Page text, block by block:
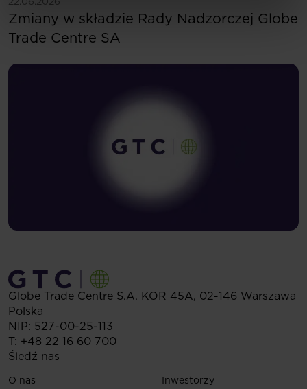
Zmiany w składzie Rady Nadzorczej Globe
Trade Centre SA
Globe Trade Centre S.A. KOR 45A, 02-146 Warszawa
Polska
NIP: 527-00-25-113
T: +48 22 16 60 700
Śledź nas
O nas
Inwestorzy